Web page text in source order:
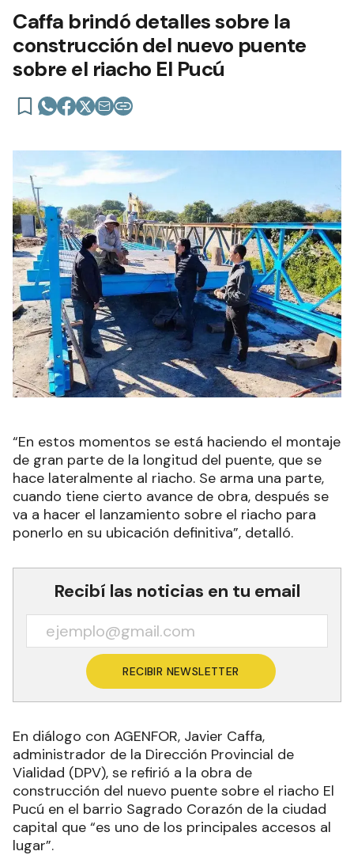
Caffa brindó detalles sobre la
construcción del nuevo puente
sobre el riacho El Pucú
“En estos momentos se está haciendo el montaje
de gran parte de la longitud del puente, que se
hace lateralmente al riacho. Se arma una parte,
cuando tiene cierto avance de obra, después se
va a hacer el lanzamiento sobre el riacho para
ponerlo en su ubicación definitiva”, detalló.
Recibí las noticias en tu email
RECIBIR NEWSLETTER
En diálogo con AGENFOR, Javier Caffa,
administrador de la Dirección Provincial de
Vialidad (DPV), se refirió a la obra de
construcción del nuevo puente sobre el riacho El
Pucú en el barrio Sagrado Corazón de la ciudad
capital que “es uno de los principales accesos al
lugar”.